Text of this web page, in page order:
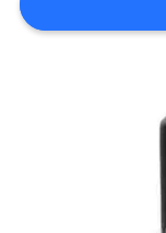
SOÁT